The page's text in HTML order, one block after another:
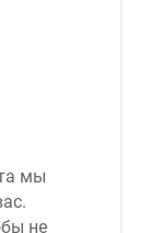
мы
не